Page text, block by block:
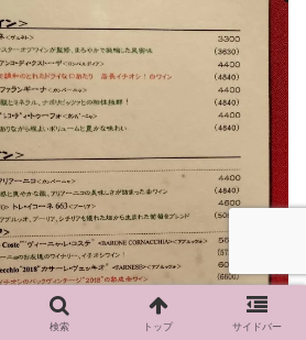
検索 トップ サイドバー